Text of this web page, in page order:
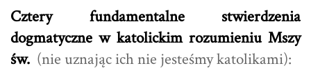
Cztery fundamentalne stwierdzenia
dogmatyczne w katolickim rozumieniu Mszy
św. (nie uznając ich nie jesteśmy katolikami):